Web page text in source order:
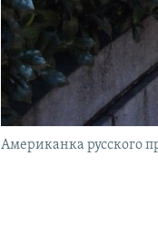
Американка русского